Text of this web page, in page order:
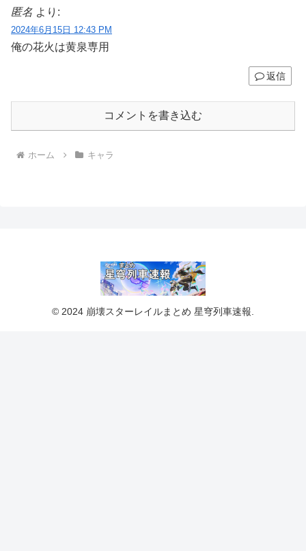
匿名 より:
2024年6月15日 12:43 PM
俺の花火は黄泉専用
返信
コメントを書き込む
ホーム キャラ
© 2024 崩壊スターレイルまとめ 星穹列車速報.